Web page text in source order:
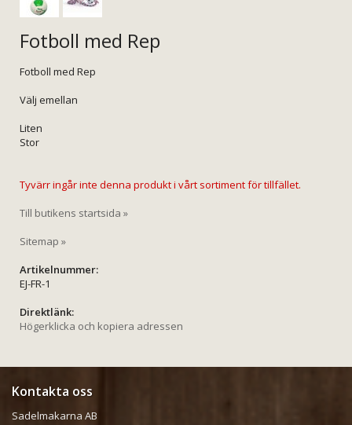
Fotboll med Rep
Fotboll med Rep
Välj emellan
Liten
Stor
Tyvärr ingår inte denna produkt i vårt sortiment för tillfället.
Till butikens startsida »
Sitemap »
Artikelnummer:
EJ-FR-1
Direktlänk:
Högerklicka och kopiera adressen
Kontakta oss
Sadelmakarna AB